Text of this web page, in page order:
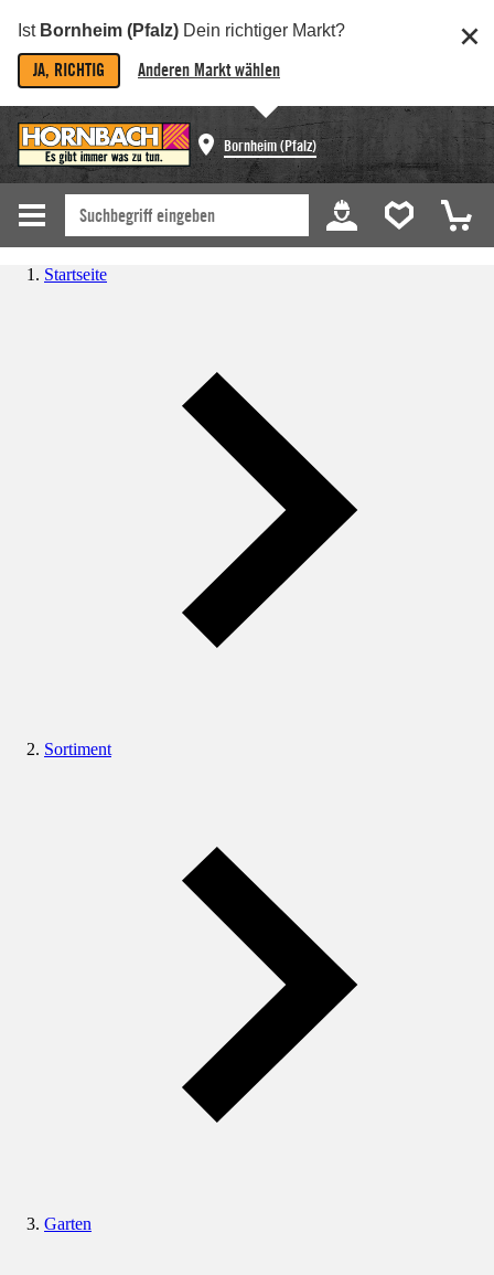
Ist Bornheim (Pfalz) Dein richtiger Markt?
JA, RICHTIG Anderen Markt wählen
Bornheim (Pfalz)
Startseite
Sortiment
Garten